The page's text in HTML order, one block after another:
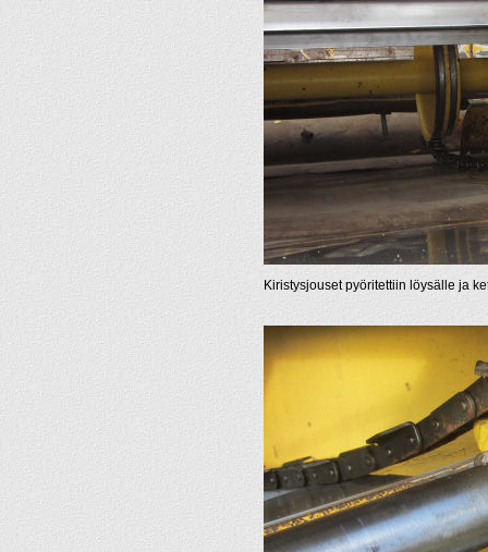
Kiristysjouset pyöritettiin löysälle ja